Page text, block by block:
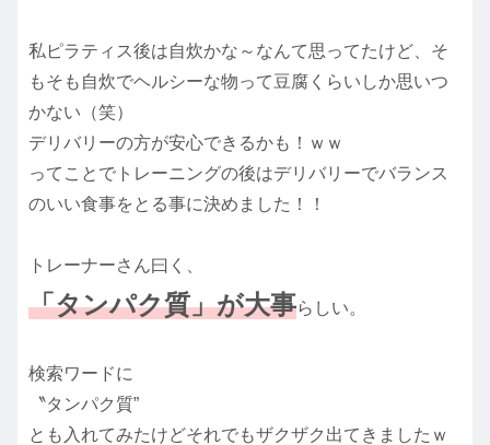
私ピラティス後は自炊かな～なんて思ってたけど、そ
もそも自炊でヘルシーな物って豆腐くらいしか思いつ
かない（笑）
デリバリーの方が安心できるかも！ｗｗ
ってことでトレーニングの後はデリバリーでバランス
のいい食事をとる事に決めました！！
トレーナーさん曰く、
「タンパク質」が大事らしい。
検索ワードに
〝タンパク質”
とも入れてみたけどそれでもザクザク出てきましたｗ